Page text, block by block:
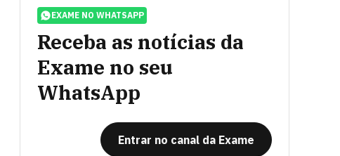
EXAME NO WHATSAPP
Receba as notícias da
Exame no seu
WhatsApp
Entrar no canal da Exame